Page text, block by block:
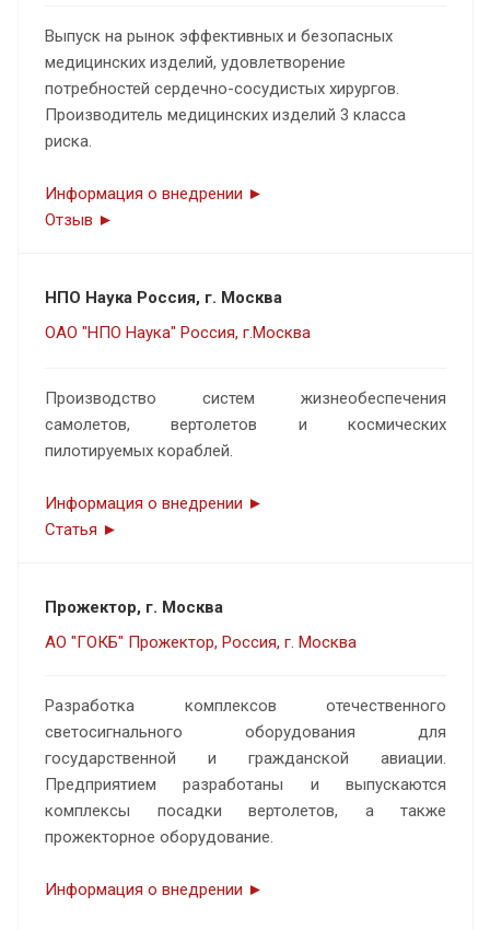
Выпуск на рынок эффективных и безопасных
медицинских изделий, удовлетворение
потребностей сердечно-сосудистых хирургов.
Производитель медицинских изделий 3 класса
риска.
Информация о внедрении ►
Отзыв ►
НПО Наука Россия, г. Москва
ОАО "НПО Наука" Россия, г.Москва
Производство систем жизнеобеспечения
самолетов, вертолетов и космических
пилотируемых кораблей.
Информация о внедрении ►
Статья ►
Прожектор, г. Москва
АО "ГОКБ" Прожектор, Россия, г. Москва
Разработка комплексов отечественного
светосигнального оборудования для
государственной и гражданской авиации.
Предприятием разработаны и выпускаются
комплексы посадки вертолетов, а также
прожекторное оборудование.
Информация о внедрении ►